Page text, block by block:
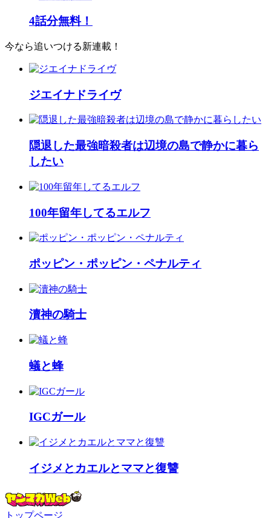
4話分無料！
今なら追いつける新連載！
ジエイナドライヴ
隠退した最強暗殺者は辺境の島で静かに暮ら
したい
100年留年してるエルフ
ポッピン・ポッピン・ペナルティ
瀆神の騎士
蟻と蜂
IGCガール
イジメとカエルとママと復讐
トップページ